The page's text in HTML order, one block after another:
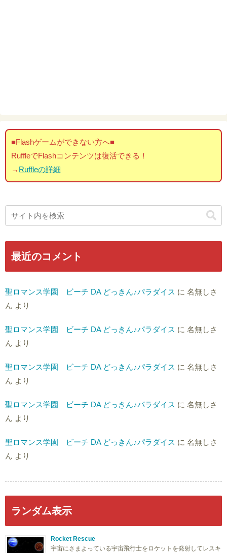
■Flashゲームができない方へ■
RuffleでFlashコンテンツは復活できる！
→ Ruffleの詳細
最近のコメント
聖ロマンス学園 ビーチ DA どっきん♪パラダイス に 名無しさ
ん より
聖ロマンス学園 ビーチ DA どっきん♪パラダイス に 名無しさ
ん より
聖ロマンス学園 ビーチ DA どっきん♪パラダイス に 名無しさ
ん より
聖ロマンス学園 ビーチ DA どっきん♪パラダイス に 名無しさ
ん より
聖ロマンス学園 ビーチ DA どっきん♪パラダイス に 名無しさ
ん より
ランダム表示
Rocket Rescue
宇宙にさまよっている宇宙飛行士をロケットを発射してレスキ